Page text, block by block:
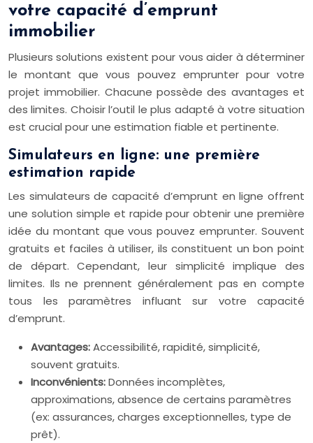
votre capacité d’emprunt
immobilier
Plusieurs solutions existent pour vous aider à déterminer
le montant que vous pouvez emprunter pour votre
projet immobilier. Chacune possède des avantages et
des limites. Choisir l’outil le plus adapté à votre situation
est crucial pour une estimation fiable et pertinente.
Simulateurs en ligne: une première
estimation rapide
Les simulateurs de capacité d’emprunt en ligne offrent
une solution simple et rapide pour obtenir une première
idée du montant que vous pouvez emprunter. Souvent
gratuits et faciles à utiliser, ils constituent un bon point
de départ. Cependant, leur simplicité implique des
limites. Ils ne prennent généralement pas en compte
tous les paramètres influant sur votre capacité
d’emprunt.
Avantages:Accessibilité, rapidité, simplicité,
souvent gratuits.
Inconvénients:Données incomplètes,
approximations, absence de certains paramètres
(ex: assurances, charges exceptionnelles, type de
prêt).